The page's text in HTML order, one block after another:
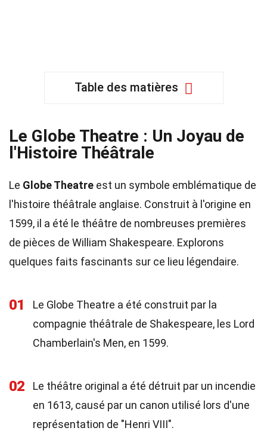
Table des matières
Le Globe Theatre : Un Joyau de
l'Histoire Théâtrale
Le Globe Theatre est un symbole emblématique de
l'histoire théâtrale anglaise. Construit à l'origine en
1599, il a été le théâtre de nombreuses premières
de pièces de William Shakespeare. Explorons
quelques faits fascinants sur ce lieu légendaire.
01
Le Globe Theatre a été construit par la
compagnie théâtrale de Shakespeare, les Lord
Chamberlain's Men, en 1599.
02
Le théâtre original a été détruit par un incendie
en 1613, causé par un canon utilisé lors d'une
représentation de "Henri VIII".